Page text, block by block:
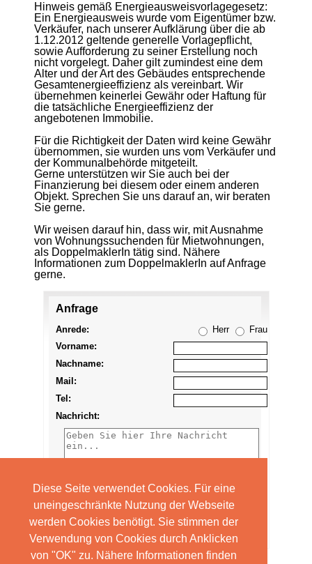
Diese Seite verwendet Cookies. Für eine
uneingeschränkte Nutzung der Webseite
werden Cookies benötigt. Sie stimmen der
Verwendung von Cookies durch Anklicken
von "OK" zu. Nähere Informationen finden
Hinweis gemäß Energieausweisvorlagegesetz:
Ein Energieausweis wurde vom Eigentümer bzw.
Verkäufer, nach unserer Aufklärung über die ab
1.12.2012 geltende generelle Vorlagepflicht,
sowie Aufforderung zu seiner Erstellung noch
nicht vorgelegt. Daher gilt zumindest eine dem
Alter und der Art des Gebäudes entsprechende
Gesamtenergieeffizienz als vereinbart. Wir
übernehmen keinerlei Gewähr oder Haftung für
die tatsächliche Energieeffizienz der
angebotenen Immobilie.
Für die Richtigkeit der Daten wird keine Gewähr
übernommen, sie wurden uns vom Verkäufer und
der Kommunalbehörde mitgeteilt.
Gerne unterstützen wir Sie auch bei der
Finanzierung bei diesem oder einem anderen
Objekt. Sprechen Sie uns darauf an, wir beraten
Sie gerne.
Wir weisen darauf hin, dass wir, mit Ausnahme
von Wohnungssuchenden für Mietwohnungen,
als DoppelmaklerIn tätig sind. Nähere
Informationen zum DoppelmaklerIn auf Anfrage
gerne.
Anfrage
Anrede:
Herr
Frau
Vorname:
Nachname:
Mail:
Tel:
Nachricht: